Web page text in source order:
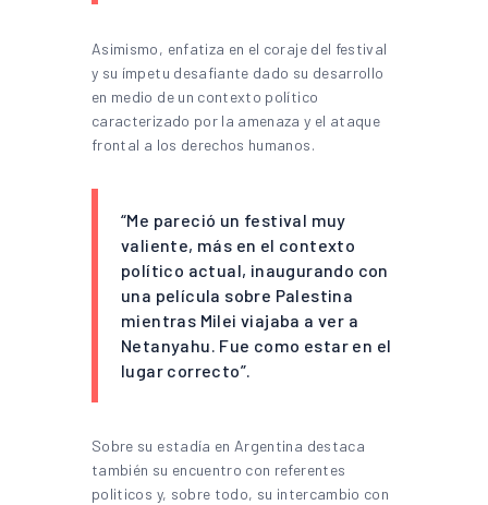
Asimismo, enfatiza en el coraje del festival
y su ímpetu desafiante dado su desarrollo
en medio de un contexto político
caracterizado por la amenaza y el ataque
frontal a los derechos humanos.
“Me pareció un festival muy
valiente, más en el contexto
político actual, inaugurando con
una película sobre Palestina
mientras Milei viajaba a ver a
Netanyahu. Fue como estar en el
lugar correcto”.
Sobre su estadía en Argentina destaca
también su encuentro con referentes
politicos y, sobre todo, su intercambio con